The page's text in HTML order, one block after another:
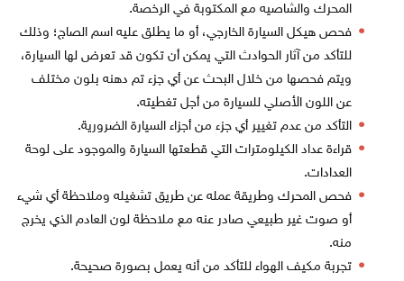
المحرك والشاصيه مع المكتوبة في الرخصة.
فحص هيكل السيارة الخارجي، أو ما يطلق عليه اسم الصاج؛ وذلك
للتأكد من آثار الحوادث التي يمكن أن تكون قد تعرض لها السيارة،
ويتم فحصها من خلال البحث عن أي جزء تم دهنه بلون مختلف
عن اللون الأصلي للسيارة من أجل تغطيته.
التأكد من عدم تغيير أي جزء من أجزاء السيارة الضرورية.
قراءة عداد الكيلومترات التي قطعتها السيارة والموجود على لوحة
العدادات.
فحص المحرك وطريقة عمله عن طريق تشغيله وملاحظة أي شيء
أو صوت غير طبيعي صادر عنه مع ملاحظة لون العادم الذي يخرج
منه.
تجربة مكيف الهواء للتأكد من أنه يعمل بصورة صحيحة.